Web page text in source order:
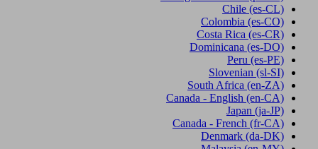
Chile (es-CL)
Colombia (es-CO)
Costa Rica (es-CR)
Dominicana (es-DO)
Peru (es-PE)
Slovenian (sl-SI)
South Africa (en-ZA)
Canada - English (en-CA)
Japan (ja-JP)
Canada - French (fr-CA)
Denmark (da-DK)